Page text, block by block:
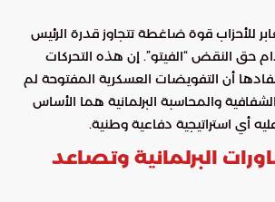
للأحزاب قوة ضاغطة تتجاوز قدرة الرئيس
حق النقض “الفيتو”. إن هذه التحركات
أن التفويضات العسكرية المفتوحة لم
والمحاسبة البرلمانية هما الأساس
أي استراتيجية دفاعية وطنية.
البرلمانية وتصاعد